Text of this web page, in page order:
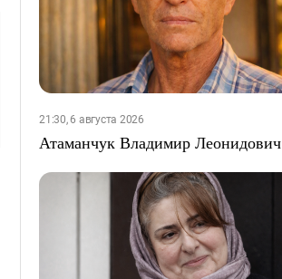
21:30, 6 августа 2026
Атаманчук Владимир Леонидович